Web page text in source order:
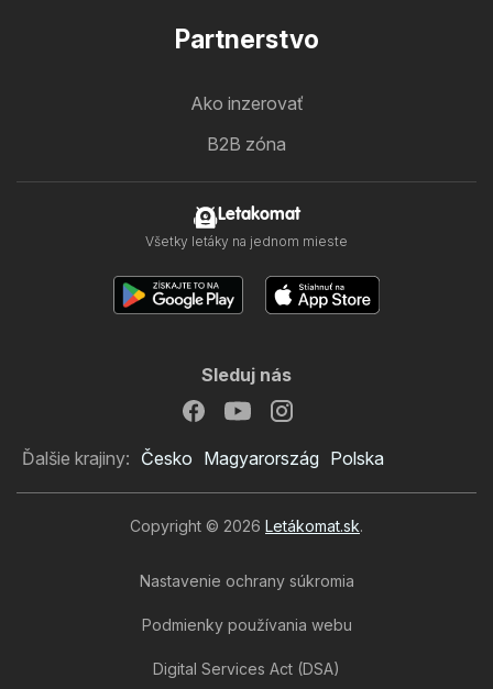
Partnerstvo
Ako inzerovať
B2B zóna
Letakomat
Všetky letáky na jednom mieste
Sleduj nás
Ďalšie krajiny: Česko Magyarország Polska
Copyright © 2026 Letákomat.sk.
Nastavenie ochrany súkromia
Podmienky používania webu
Digital Services Act (DSA)